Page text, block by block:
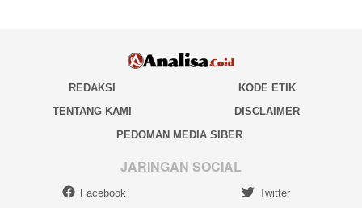
REDAKSI
KODE ETIK
TENTANG KAMI
DISCLAIMER
PEDOMAN MEDIA SIBER
JARINGAN SOCIAL
Facebook Twitter